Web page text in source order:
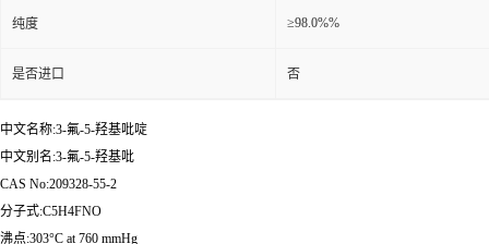
纯度 ≥98.0%%
是否进口 否
中文名称:3-氟-5-羟基吡啶
中文别名:3-氟-5-羟基吡
CAS No:209328-55-2
分子式:C5H4FNO
沸点:303°C at 760 mmHg